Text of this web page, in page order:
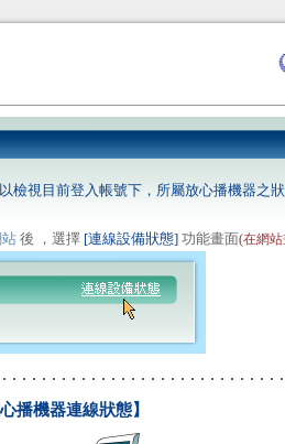
檢視目前登入帳號下，所屬放心播機器之
後 ，選擇 [連線設備狀態] 功能畫面(在網
播機器連線狀態】